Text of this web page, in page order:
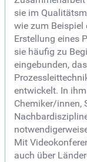
sie im
wie zum Beispiel
Erstellung eines
sie häufig zu
eingebunden,
entwickelt. In
Chemiker/innen,
Mit
auch über